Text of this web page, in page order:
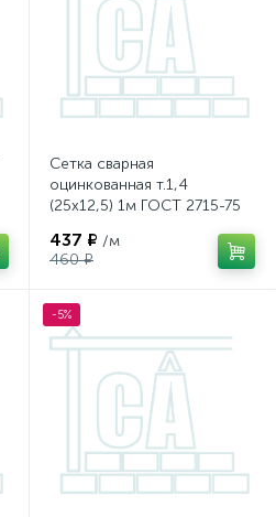
Сетка сварная
оцинкованная т.1,4
(25х12,5) 1м ГОСТ 2715-75
437 ₽ /м
460 ₽
-5%